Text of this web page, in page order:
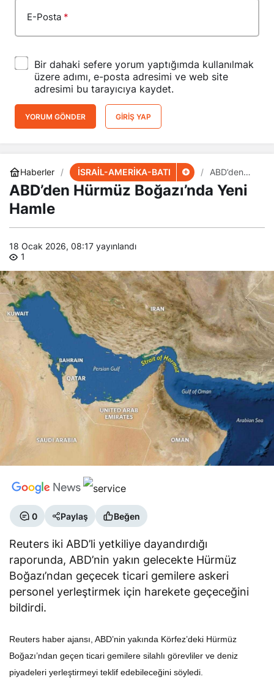
E-Posta *
Bir dahaki sefere yorum yaptığımda kullanılmak
üzere adımı, e-posta adresimi ve web site
adresimi bu tarayıcıya kaydet.
YORUM GÖNDER GIRIŞ YAP
Haberler İSRAİL-AMERİKA-BATI
ABD’den
Hürmüz
Boğazı’nda
ABD’den Hürmüz Boğazı’nda Yeni
Hamle
18 Ocak 2026, 08:17 yayınlandı
1
0 Paylaş Beğen
Reuters iki ABD’li yetkiliye dayandırdığı
raporunda, ABD’nin yakın gelecekte Hürmüz
Boğazı’ndan geçecek ticari gemilere askeri
personel yerleştirmek için harekete geçeceğini
bildirdi.
Reuters haber ajansı, ABD’nin yakında Körfez’deki Hürmüz
Boğazı’ndan geçen ticari gemilere silahlı görevliler ve deniz
piyadeleri yerleştirmeyi teklif edebileceğini söyledi.